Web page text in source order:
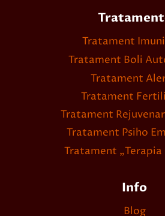
Tratament
Tratament Boli
Tratament
Tratament
Tratament
Tratament Psiho
Tratament
Info
Blog